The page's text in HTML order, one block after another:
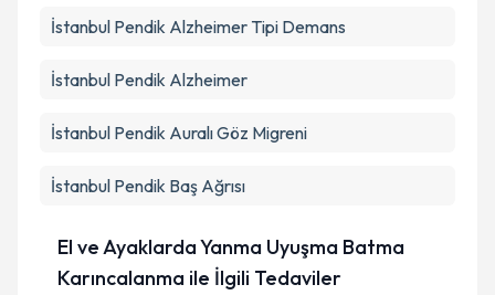
İstanbul Pendik Alzheimer Tipi Demans
İstanbul Pendik Alzheimer
İstanbul Pendik Auralı Göz Migreni
İstanbul Pendik Baş Ağrısı
El ve Ayaklarda Yanma Uyuşma Batma
Karıncalanma ile İlgili Tedaviler